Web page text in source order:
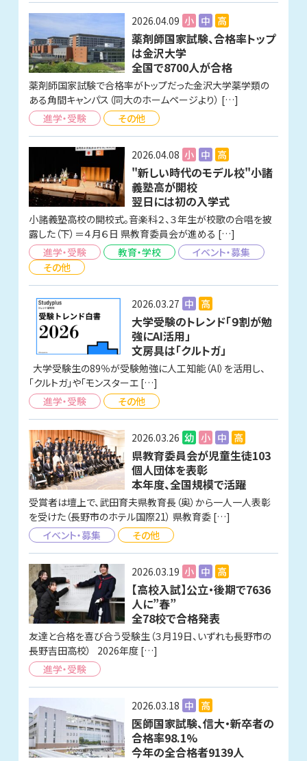
2026.04.09 小 中 高
薬剤師国家試験、合格率トップ
は金沢大学
全国で8700人が合格
薬剤師国家試験で合格率がトップだった金沢大学薬学類の
ある角間キャンパス（同大のホームページより） […]
進学・受験
その他
2026.04.08 小 中 高
"新しい時代のモデル校"小諸
義塾高が開校
翌日には初の入学式
小諸義塾高校の開校式。音楽科２、３年生が校歌の合唱を披
露した（下）＝４月６日 県教育委員会が進める […]
進学・受験
教育・学校
イベント・募集
その他
2026.03.27 中 高
大学受験のトレンド「９割が勉
強にAI活用」
文房具は「クルトガ」
大学受験生の89％が受験勉強に人工知能（AI）を活用し、
「クルトガ」や「モンスターエ […]
進学・受験
その他
2026.03.26 幼 小 中 高
県教育委員会が児童生徒103
個人団体を表彰
本年度、全国規模で活躍
受賞者は壇上で、武田育夫県教育長（奥）から一人一人表彰
を受けた（長野市のホテル国際21） 県教育委 […]
イベント・募集
その他
2026.03.19 小 中 高
【高校入試】公立・後期で7636
人に”春”
全78校で合格発表
友達と合格を喜び合う受験生（３月19日、いずれも長野市の
長野吉田高校） 2026年度 […]
進学・受験
2026.03.18 中 高
医師国家試験、信大・新卒者の
合格率98.1%
今年の全合格者9139人